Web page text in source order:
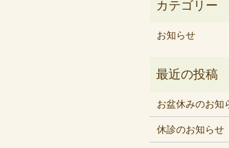
お知らせ
お盆休みのお知
休診のお知らせ